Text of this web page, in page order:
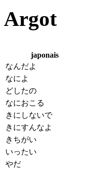
Argot
japonais
なんだよ
なによ
どしたの
なにおこる
きにしないで
きにすんなよ
きちがい
いったい
やだ